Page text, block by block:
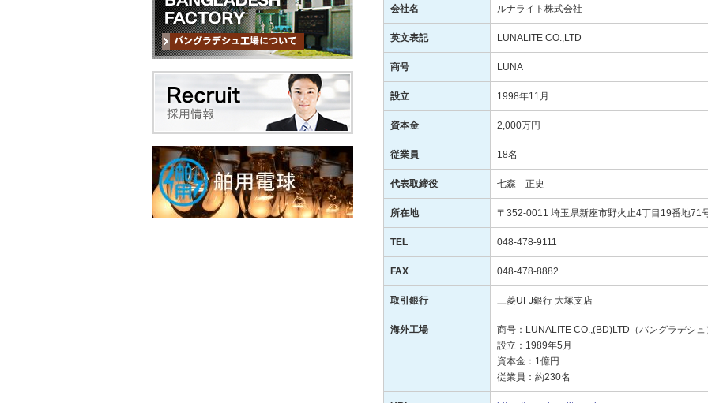
会社名 ルナライト株式会社
英文表記 LUNALITE CO.,LTD
商号 LUNA
設立 1998年11月
資本金 2,000万円
従業員 18名
代表取締役 七森 正史
所在地 〒352-0011 埼玉県新座市野火止4丁目19番地71
TEL 048-478-9111
FAX 048-478-8882
取引銀行 三菱UFJ銀行 大塚支店
海外工場
商号：LUNALITE CO.,(BD)LTD（バングラデシュ
設立：1989年5月
資本金：1億円
従業員：約230名